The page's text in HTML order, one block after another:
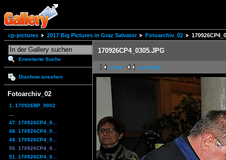
cp-pictures 2017 Big Pictures in Graz Salvator Fotoarchiv_02
Erweiterte Suche
Diashow ansehen
Fotoarchiv_02
1. 170926BP_0002
47. 170926CP4_0...
48. 170926CP4_0...
49. 170926CP4_0...
50. 170926CP4_0...
51. 170926CP4_0...
170926CP4_0305.JPG
erste vorherige